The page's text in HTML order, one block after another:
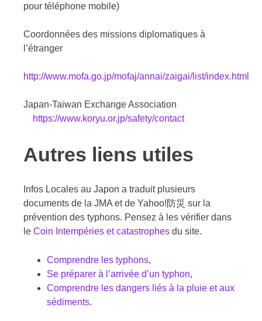
pour téléphone mobile)
Coordonnées des missions diplomatiques à
l’étranger
http://www.mofa.go.jp/mofaj/annai/zaigai/list/index.html
Japan-Taiwan Exchange Association
https://www.koryu.or.jp/safety/contact
Autres liens utiles
Infos Locales au Japon a traduit plusieurs
documents de la JMA et de Yahoo!防災 sur la
prévention des typhons. Pensez à les vérifier dans
le Coin Intempéries et catastrophes du site.
Comprendre les typhons,
Se préparer à l’arrivée d’un typhon,
Comprendre les dangers liés à la pluie et aux
sédiments.